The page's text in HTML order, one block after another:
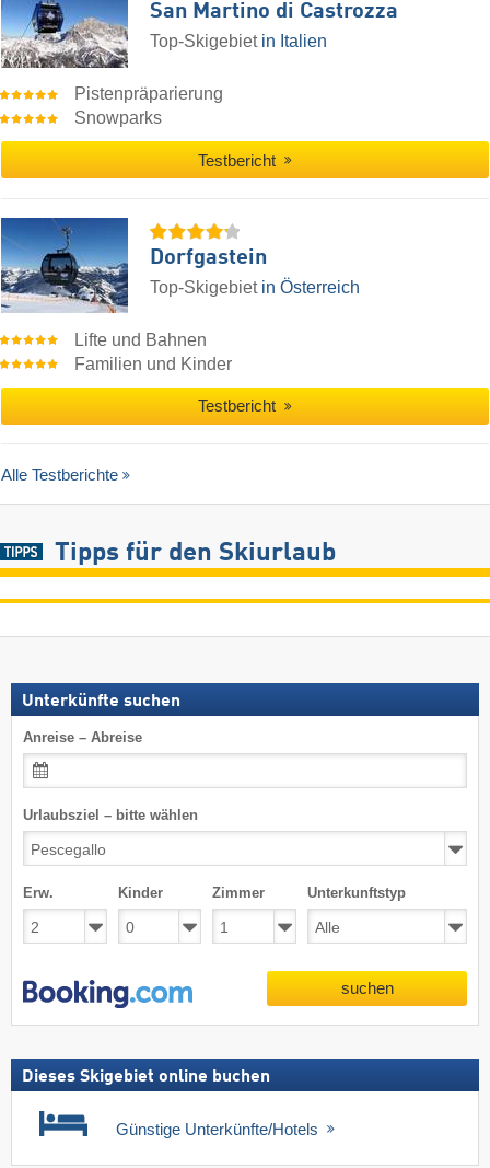
San Martino di Castrozza
Top-Skigebiet in Italien
Pistenpräparierung
Snowparks
Testbericht
Dorfgastein
Top-Skigebiet in Österreich
Lifte und Bahnen
Familien und Kinder
Testbericht
Alle Testberichte
Tipps für den Skiurlaub
Unterkünfte suchen
Anreise – Abreise
Urlaubsziel – bitte wählen
Erw. Kinder Zimmer Unterkunftstyp
suchen
Dieses Skigebiet online buchen
Günstige Unterkünfte/Hotels